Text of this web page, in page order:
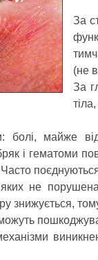
За
(не
За
болі, майже
і гематоми
Часто
не
знижується,